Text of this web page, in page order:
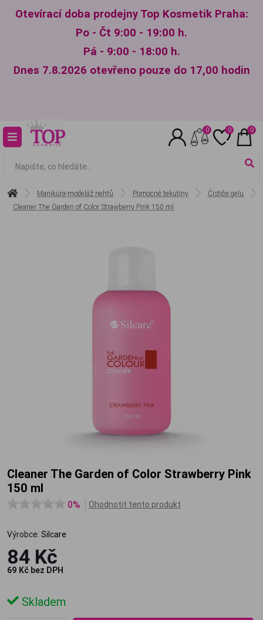
Otevírací doba prodejny Top Kosmetik Praha:
Po - Čt 9:00 - 19:00 h.
Pá - 9:00 - 18:00 h.
Dnes 7.8.2026 otevřeno pouze do 17,00 hodin
0 0 0
Manikúra-modeláž nehtů Pomocné tekutiny
Čističe gelu
Cleaner The Garden of Color Strawberry Pink 150 ml
Cleaner The Garden of Color Strawberry Pink
150 ml
0% Ohodnotit tento produkt
Výrobce: Silcare
84 Kč
69 Kč bez DPH
Skladem